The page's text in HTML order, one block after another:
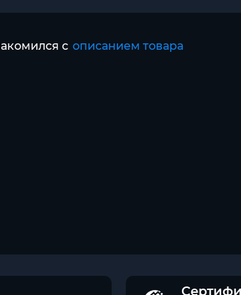
с описанием товара